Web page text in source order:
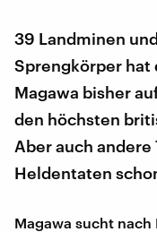
39 Landminen
Sprengkörper hat
Magawa bisher
den höchsten
Aber auch
Heldentaten
Magawa sucht